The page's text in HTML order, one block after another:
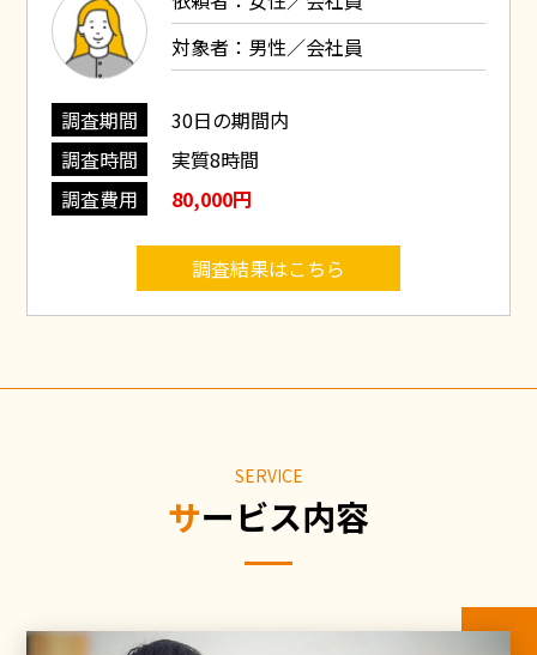
対象者：男性／会社員
調査期間
30日の期間内
調査時間
実質8時間
調査費用
80,000円
調査結果はこちら
SERVICE
サービス内容